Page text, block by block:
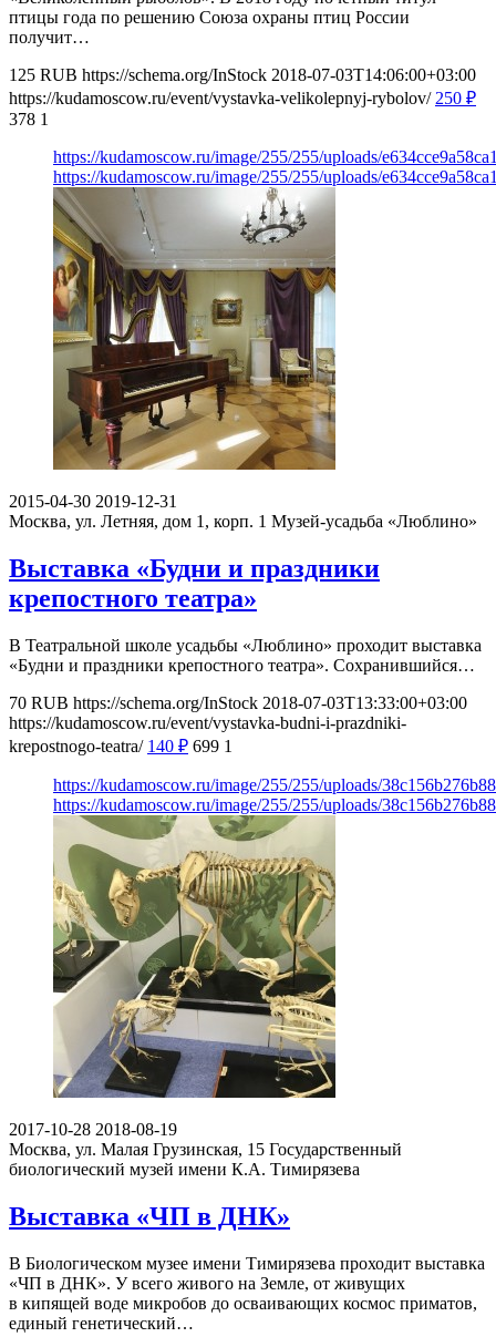
птицы года по решению Союза охраны птиц России
получит…
125 RUB https://schema.org/InStock 2018-07-03T14:06:00+03:00
https://kudamoscow.ru/event/vystavka-velikolepnyj-rybolov/ 250 ₽
378 1
https://kudamoscow.ru/image/255/255/uploads/
https://kudamoscow.ru/image/255/255/uploads/
2015-04-30 2019-12-31
Москва, ул. Летняя, дом 1, корп. 1 Музей-усадьба «Люблино»
Выставка «Будни и праздники
крепостного театра»
В Театральной школе усадьбы «Люблино» проходит выставка
«Будни и праздники крепостного театра». Сохранившийся…
70 RUB https://schema.org/InStock 2018-07-03T13:33:00+03:00
https://kudamoscow.ru/event/vystavka-budni-i-prazdniki-
krepostnogo-teatra/ 140 ₽ 699 1
https://kudamoscow.ru/image/255/255/uploads/
https://kudamoscow.ru/image/255/255/uploads/
2017-10-28 2018-08-19
Москва, ул. Малая Грузинская, 15 Государственный
биологический музей имени К.А. Тимирязева
Выставка «ЧП в ДНК»
В Биологическом музее имени Тимирязева проходит выставка
«ЧП в ДНК». У всего живого на Земле, от живущих
в кипящей воде микробов до осваивающих космос приматов,
единый генетический…